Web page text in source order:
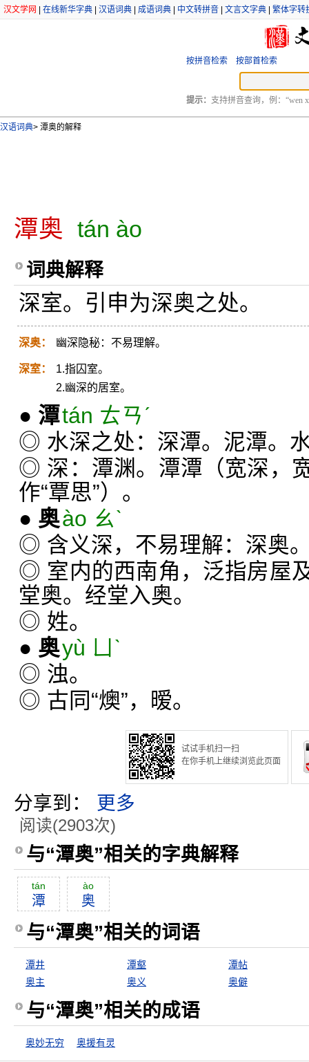
汉文学网 在线新华字典 汉语词典 成语词典 中文转拼音 文言文字典 繁体字转
按拼音检索 按部首检索
提示： 支持拼音查询，例：“wen
汉语词典> 潭奥的解释
潭奥 tán ào
词典解释
深室。引申为深奥之处。
深奥： 幽深隐秘：不易理解。
深室：
1.指囚室。
2.幽深的居室。
● 潭tán ㄊㄢˊ
◎ 水深之处：深潭。泥潭。
◎ 深：潭渊。潭潭（宽深，
作“覃思”）。
● 奥ào ㄠˋ
◎ 含义深，不易理解：深奥
◎ 室内的西南角，泛指房屋
堂奥。经堂入奥。
◎ 姓。
● 奥yù ㄩˋ
◎ 浊。
◎ 古同“燠”，暧。
试试手机扫一扫
在你手机上继续浏览此页面
分享到： 更多
阅读(2903次)
与“潭奥”相关的字典解释
tán
潭
ào
奥
与“潭奥”相关的词语
潭井 潭壑
潭帖
奥主
奥义 奥僻
与“潭奥”相关的成语
奥妙无穷 奥援有灵